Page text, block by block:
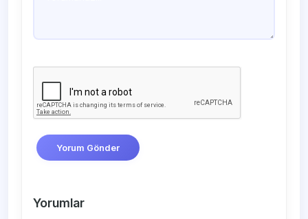
Yorum Gönder
Yorumlar